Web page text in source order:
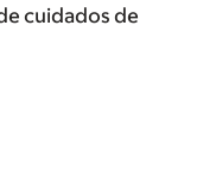
cuidados de